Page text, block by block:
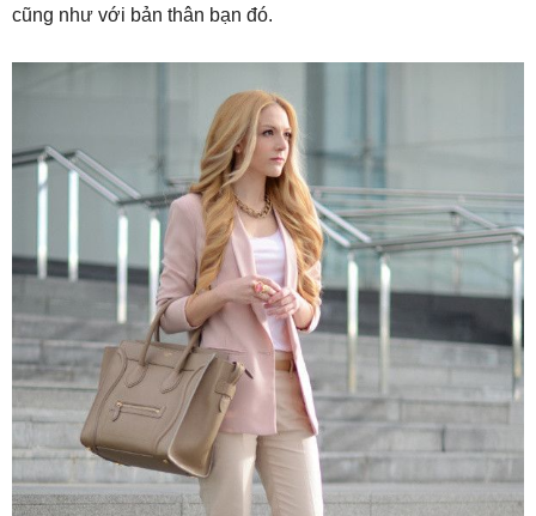
cũng như với bản thân bạn đó.